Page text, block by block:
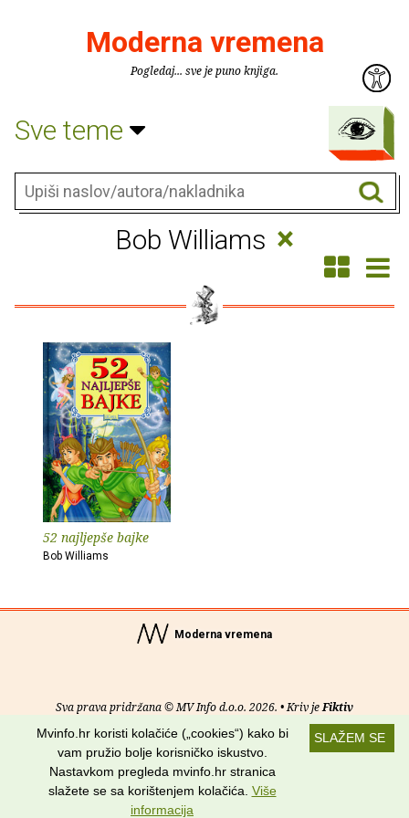
Moderna vremena
Pogledaj... sve je puno knjiga.
Sve teme
Bob Williams ×
52 najljepše bajke
Bob Williams
Moderna vremena
Sva prava pridržana © MV Info d.o.o. 2026. • Kriv jeFiktiv
Uvjeti korištenja RSS kanali
Potraži nas na:
SLAŽEM SE
Mvinfo.hr koristi kolačiće („cookies“) kako bi
vam pružio bolje korisničko iskustvo.
Nastavkom pregleda mvinfo.hr stranica
slažete se sa korištenjem kolačića. Više
informacija